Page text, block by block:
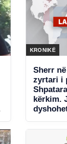
KRONIKË
Sherr
zyrtari i
kërkim.